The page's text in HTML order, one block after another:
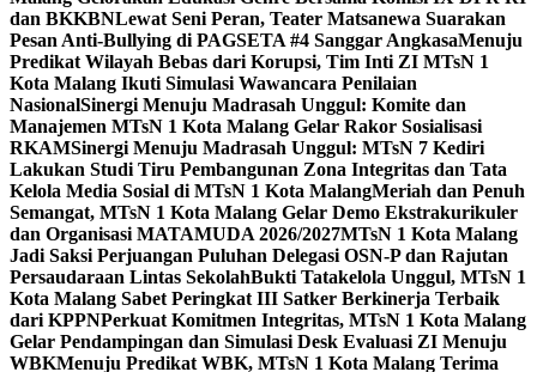
dan BKKBNLewat Seni Peran, Teater Matsanewa Suarakan
Pesan Anti-Bullying di PAGSETA #4 Sanggar AngkasaMenuju
Predikat Wilayah Bebas dari Korupsi, Tim Inti ZI MTsN 1
Kota Malang Ikuti Simulasi Wawancara Penilaian
NasionalSinergi Menuju Madrasah Unggul: Komite dan
Manajemen MTsN 1 Kota Malang Gelar Rakor Sosialisasi
RKAMSinergi Menuju Madrasah Unggul: MTsN 7 Kediri
Lakukan Studi Tiru Pembangunan Zona Integritas dan Tata
Kelola Media Sosial di MTsN 1 Kota MalangMeriah dan Penuh
Semangat, MTsN 1 Kota Malang Gelar Demo Ekstrakurikuler
dan Organisasi MATAMUDA 2026/2027MTsN 1 Kota Malang
Jadi Saksi Perjuangan Puluhan Delegasi OSN-P dan Rajutan
Persaudaraan Lintas SekolahBukti Tatakelola Unggul, MTsN 1
Kota Malang Sabet Peringkat III Satker Berkinerja Terbaik
dari KPPNPerkuat Komitmen Integritas, MTsN 1 Kota Malang
Gelar Pendampingan dan Simulasi Desk Evaluasi ZI Menuju
WBKMenuju Predikat WBK, MTsN 1 Kota Malang Terima